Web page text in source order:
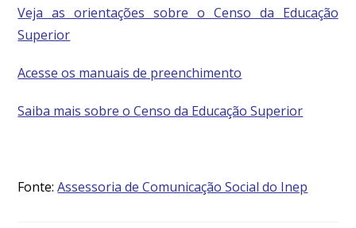
Veja as orientações sobre o Censo da Educação
Superior
Acesse os manuais de preenchimento
Saiba mais sobre o Censo da Educação Superior
Fonte:Assessoria de Comunicação Social do Inep